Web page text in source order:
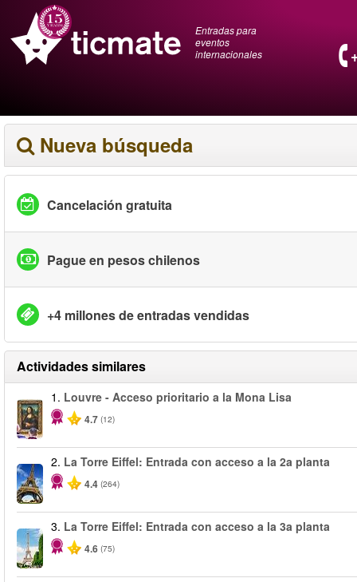
Entradas para
eventos
internacionales
Nueva búsqueda
Cancelación gratuita
Pague en pesos chilenos
+4 millones de entradas vendidas
Actividades similares
1. Louvre - Acceso prioritario a la Mona Lisa
4.7 (12)
2. La Torre Eiffel: Entrada con acceso a la 2a planta
4.4 (264)
3. La Torre Eiffel: Entrada con acceso a la 3a planta
4.6 (75)